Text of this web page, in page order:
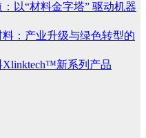
以“材料金字塔” 驱动机器
：产业升级与绿色转型的
新系列产品